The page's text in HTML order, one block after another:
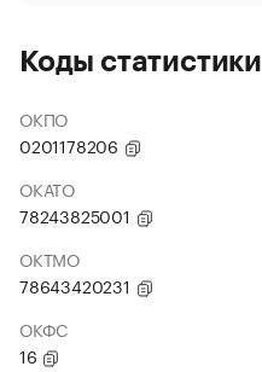
Коды статистики
ОКПО
0201178206
ОКАТО
78243825001
ОКТМО
78643420231
ОКФС
16